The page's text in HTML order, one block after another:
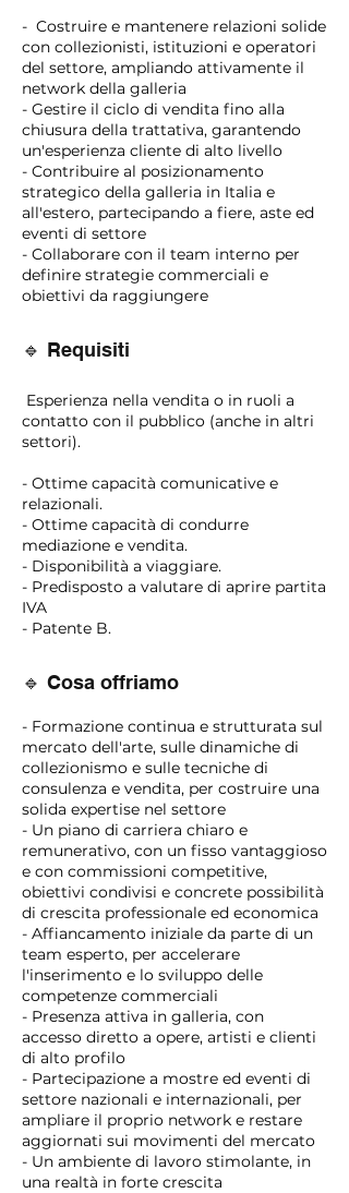
- Costruire e mantenere relazioni solide
con collezionisti, istituzioni e operatori
del settore, ampliando attivamente il
network della galleria
- Gestire il ciclo di vendita fino alla
chiusura della trattativa, garantendo
un'esperienza cliente di alto livello
- Contribuire al posizionamento
strategico della galleria in Italia e
all'estero, partecipando a fiere, aste ed
eventi di settore
- Collaborare con il team interno per
definire strategie commerciali e
obiettivi da raggiungere
🔹 Requisiti
Esperienza nella vendita o in ruoli a
contatto con il pubblico (anche in altri
settori).
- Ottime capacità comunicative e
relazionali.
- Ottime capacità di condurre
mediazione e vendita.
- Disponibilità a viaggiare.
- Predisposto a valutare di aprire partita
IVA
- Patente B.
🔹 Cosa offriamo
- Formazione continua e strutturata sul
mercato dell'arte, sulle dinamiche di
collezionismo e sulle tecniche di
consulenza e vendita, per costruire una
solida expertise nel settore
- Un piano di carriera chiaro e
remunerativo, con un fisso vantaggioso
e con commissioni competitive,
obiettivi condivisi e concrete possibilità
di crescita professionale ed economica
- Affiancamento iniziale da parte di un
team esperto, per accelerare
l'inserimento e lo sviluppo delle
competenze commerciali
- Presenza attiva in galleria, con
accesso diretto a opere, artisti e clienti
di alto profilo
- Partecipazione a mostre ed eventi di
settore nazionali e internazionali, per
ampliare il proprio network e restare
aggiornati sui movimenti del mercato
- Un ambiente di lavoro stimolante, in
una realtà in forte crescita